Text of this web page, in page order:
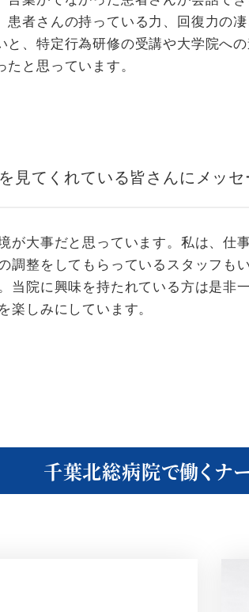
患者さんの持っている力、回復力の
と、特定行為研修の受講や大学院へ
たと思っています。
見てくれている皆さんにメッセ
が大事だと思っています。私は、仕
調整をしてもらっているスタッフも
当院に興味を持たれている方は是非
楽しみにしています。
千葉北総病院で働くナ